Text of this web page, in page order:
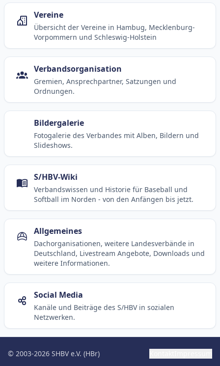
Vereine
Übersicht der Vereine in Hambug, Mecklenburg-
Vorpommern und Schleswig-Holstein
Verbandsorganisation
Gremien, Ansprechpartner, Satzungen und
Ordnungen.
Bildergalerie
Fotogalerie des Verbandes mit Alben, Bildern und
Slideshows.
S/HBV-Wiki
Verbandswissen und Historie für Baseball und
Softball im Norden - von den Anfängen bis jetzt.
Allgemeines
Dachorganisationen, weitere Landesverbände in
Deutschland, Livestream Angebote, Downloads und
weitere Informationen.
Social Media
Kanäle und Beiträge des S/HBV in sozialen
Netzwerken.
© 2003-2026 SHBV e.V. (HBr)